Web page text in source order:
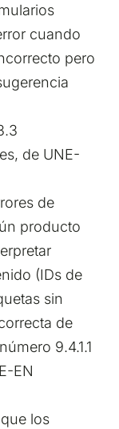
cuando
pero
de UNE-
de
producto
(IDs de
sin
de
9.4.1.1
EN
los